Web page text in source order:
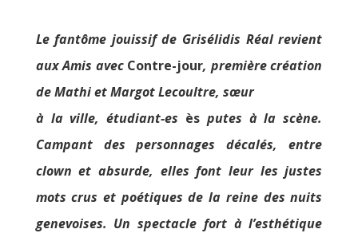
Le fantôme jouissif de Grisélidis Réal revient
aux Amis avec Contre-jour, première création
de Mathi et Margot Lecoultre, sœur
à la ville, étudiant-es ès putes à la scène.
Campant des personnages décalés, entre
clown et absurde, elles font leur les justes
mots crus et poétiques de la reine des nuits
genevoises. Un spectacle fort à l’esthétique